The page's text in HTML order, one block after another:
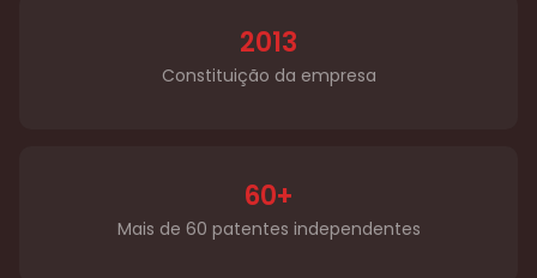
2013
Constituição da empresa
60+
Mais de 60 patentes independentes